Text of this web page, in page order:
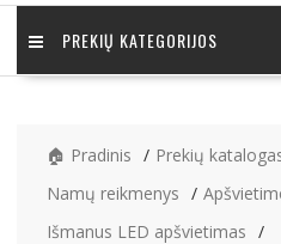
PREKIŲ KATEGORIJOS
🏠 Pradinis Prekių
Namų reikmenys
Išmanus LED apšvietimas